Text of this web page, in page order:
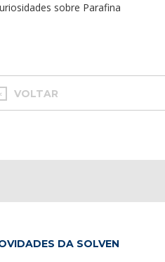
sobre Parafina
VOLTAR
DA SOLVEN